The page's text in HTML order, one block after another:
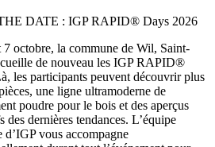
DATE : IGP RAPID® Days 2026
7 octobre, la commune de Wil, Saint-
de nouveau les IGP RAPID®
les participants peuvent découvrir plus
une ligne ultramoderne de
poudre pour le bois et des aperçus
des dernières tendances. L’équipe
d’IGP vous accompagne